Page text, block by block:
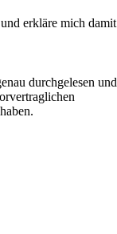
und erkläre mich damit
durchgelesen und